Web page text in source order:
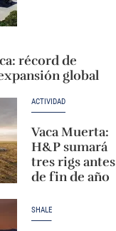
récord de
global
ACTIVIDAD
Vaca Muerta:
H&P sumará
tres rigs antes
de fin de año
SHALE